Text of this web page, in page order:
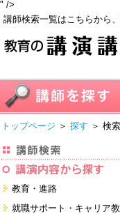
" />
講師検索一覧はこちらから
トップページ ＞ 探す ＞ 検
教育・進路
進学・受験
就職サポート・キャリア